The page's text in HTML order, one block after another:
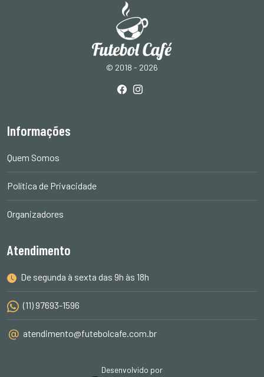
© 2018 - 2026
Informações
Quem Somos
Política de Privacidade
Organizadores
Atendimento
De segunda à sexta das 9h às 18h
(11) 97693-1596
atendimento@futebolcafe.com.br
Desenvolvido por